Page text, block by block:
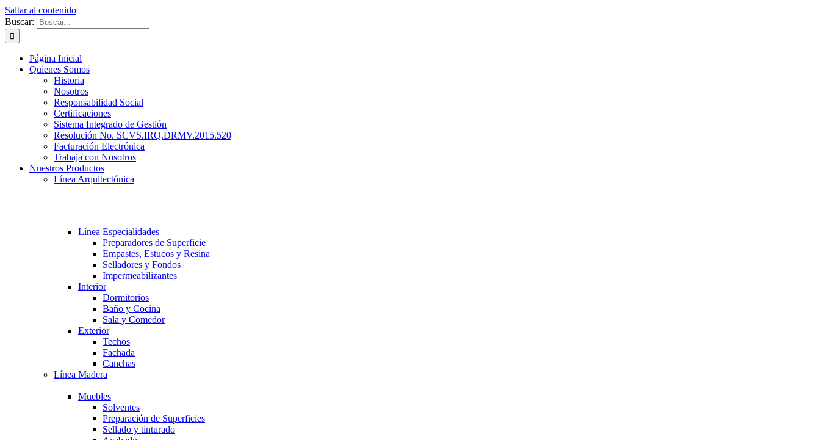
Saltar al contenido
Buscar:
Página Inicial
Quienes Somos
Historia
Nosotros
Responsabilidad Social
Certificaciones
Sistema Integrado de Gestión
Resolución No. SCVS.IRQ.DRMV.2015.520
Facturación Electrónica
Trabaja con Nosotros
Nuestros Productos
Línea Arquitectónica
Línea Especialidades
Preparadores de Superficie
Empastes, Estucos y Resina
Selladores y Fondos
Impermeabilizantes
Interior
Dormitorios
Baño y Cocina
Sala y Comedor
Exterior
Techos
Fachada
Canchas
Línea Madera
Muebles
Solventes
Preparación de Superficies
Sellado y tinturado